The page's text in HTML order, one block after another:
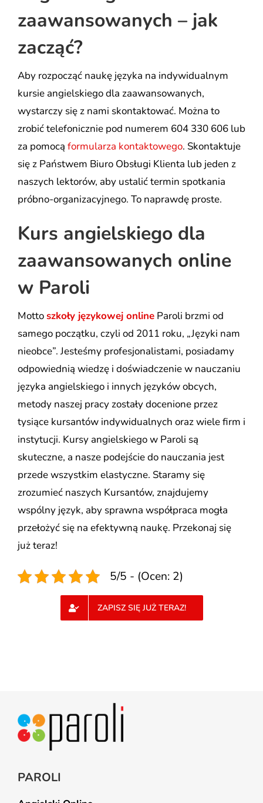
zaawansowanych – jak
zacząć?
Aby rozpocząć naukę języka na indywidualnym
kursie angielskiego dla zaawansowanych,
wystarczy się z nami skontaktować. Można to
zrobić telefonicznie pod numerem 604 330 606 lub
za pomocą formularza kontaktowego. Skontaktuje
się z Państwem Biuro Obsługi Klienta lub jeden z
naszych lektorów, aby ustalić termin spotkania
próbno-organizacyjnego. To naprawdę proste.
Kurs angielskiego dla
zaawansowanych online
w Paroli
Mottoszkoły językowej online Paroli brzmi od
samego początku, czyli od 2011 roku, „Języki nam
nieobce”. Jesteśmy profesjonalistami, posiadamy
odpowiednią wiedzę i doświadczenie w nauczaniu
języka angielskiego i innych języków obcych,
metody naszej pracy zostały docenione przez
tysiące kursantów indywidualnych oraz wiele firm i
instytucji. Kursy angielskiego w Paroli są
skuteczne, a nasze podejście do nauczania jest
przede wszystkim elastyczne. Staramy się
zrozumieć naszych Kursantów, znajdujemy
wspólny język, aby sprawna współpraca mogła
przełożyć się na efektywną naukę. Przekonaj się
już teraz!
5/5 - (Ocen: 2)
ZAPISZ SIĘ JUŻ TERAZ!
PAROLI